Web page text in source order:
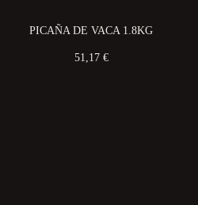
PICAÑA DE VACA 1.8KG
51,17 €